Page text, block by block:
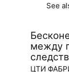
See
между
ЦТИ